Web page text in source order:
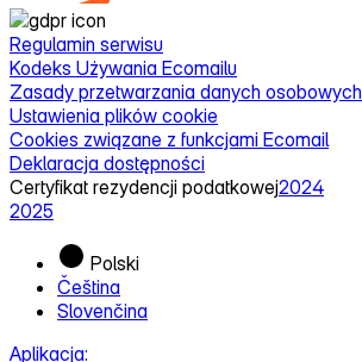
Regulamin serwisu
Kodeks Używania Ecomailu
Zasady przetwarzania danych osobowych
Ustawienia plików cookie
Cookies związane z funkcjami Ecomail
Deklaracja dostępności
Certyfikat rezydencji podatkowej2024
2025
Polski
Čeština
Slovenčina
Aplikacja: